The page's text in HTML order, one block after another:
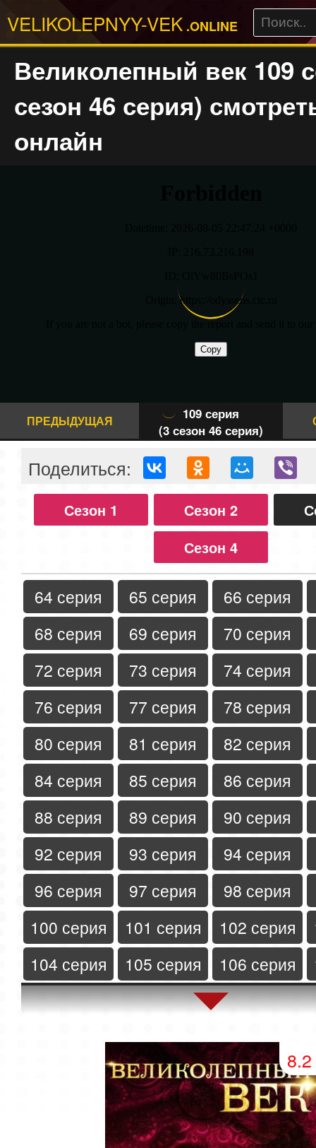
VELIKOLEPNYY-VEK .ONLINE
Великолепный век 109
сезон 46 серия)
онлайн
ПРЕДЫДУЩАЯ
109 серия
(3 сезон 46 серия)
Поделиться:
Сезон 1 Сезон 2
Сезон 4
64 серия 65 серия
66 серия
68 серия
69 серия
70 серия
72 серия
73 серия
74 серия
76 серия
77 серия
78 серия
80 серия
81 серия
82 серия
84 серия
85 серия
86 серия
88 серия
89 серия
90 серия
92 серия
93 серия
94 серия
96 серия
97 серия
98 серия
100 серия
101 серия 102 серия
104 серия
105 серия 106 серия
108 серия
109 серия
8.2